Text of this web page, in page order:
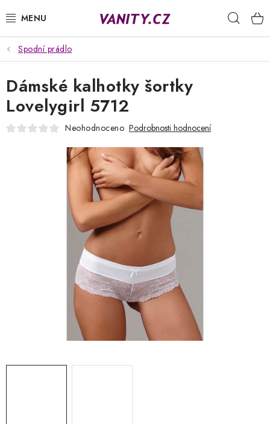
na
KABELKY
SPODNÍ PRÁDLO
PUNČOCHY
Jak nakupovat
Obchodní podmínky
Podmínky ochrany osobních údajů
Napište nám
Reklamace a vrácení zboží
Spodní prádlo
Dámské kalhotky šortky
Lovelygirl 5712
Neohodnoceno Podrobnosti hodnocení